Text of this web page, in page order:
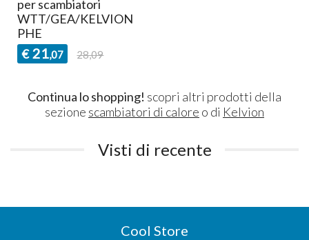
per scambiatori
WTT/GEA/KELVION
PHE
€ 21,07 28,09
Continua lo shopping! scopri altri prodotti della
sezione scambiatori di calore o di Kelvion
Visti di recente
Cool Store